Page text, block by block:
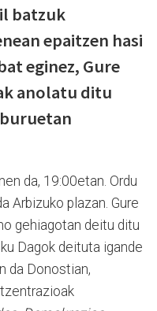
batzuk
epaitzen hasi
eginez, Gure
anolatu ditu
da, 19:00etan. Ordu
Arbizuko plazan. Gure
gehiagotan deitu ditu
Dagok deituta igande
da Donostian,